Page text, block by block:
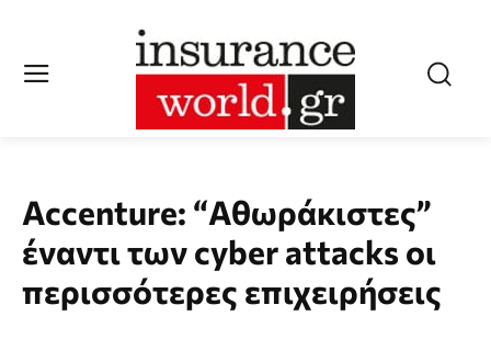
Accenture: “Αθωράκιστες”
έναντι των cyber attacks οι
περισσότερες επιχειρήσεις